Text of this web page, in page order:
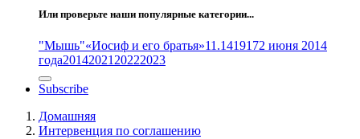
Или проверьте наши популярные категории...
"Мышь"«Иосиф и его братья»11.1419172 июня 2014
года2014202120222023
Subscribe
Домашняя
Интервенция по соглашению